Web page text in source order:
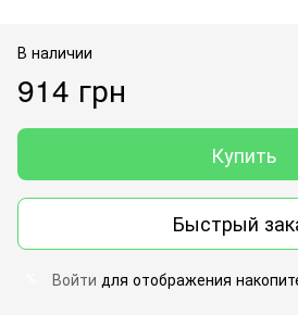
В наличии
914 грн
Купить
Быстрый
Войти для отображения